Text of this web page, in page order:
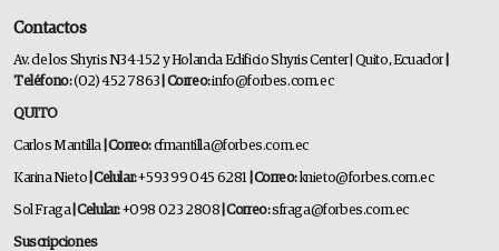
Contactos
Av. de los Shyris N34-152 y Holanda Edificio Shyris Center | Quito, Ecuador
Teléfono:(02) 452 7863 | Correo:info@forbes.com.ec
QUITO
Carlos Mantilla | Correo:cfmantilla@forbes.com.ec
Karina Nieto | Celular:+593 99 045 6281 | Correo:knieto@forbes.com.ec
Sol Fraga| Celular:+098 023 2808 | Correo:sfraga@forbes.com.ec
Suscripciones